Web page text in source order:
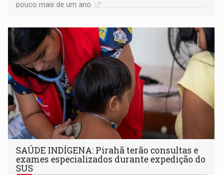
pouco mais de um ano
SAÚDE INDÍGENA: Pirahã terão consultas e
exames especializados durante expedição do
SUS